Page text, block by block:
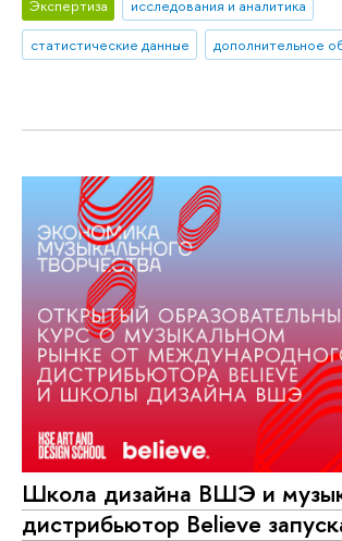
Экспертиза
исследования и аналитика
статистические данные
дополнительное
Школа дизайна ВШЭ и
дистрибьютор Believe